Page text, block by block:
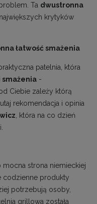
Ta dwustronna
krytyków
łatwość smażenia
patelnia, która
-
Ciebie zależy którą
rekomendacja i opinia
, która na co dzień
strona niemieckiej
codzienne produkty
potrzebują osoby,
grillowa została